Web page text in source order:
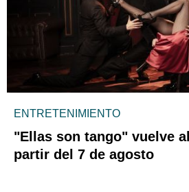
ENTRETENIMIENTO
"Ellas son tango" vuelve
partir del 7 de agosto